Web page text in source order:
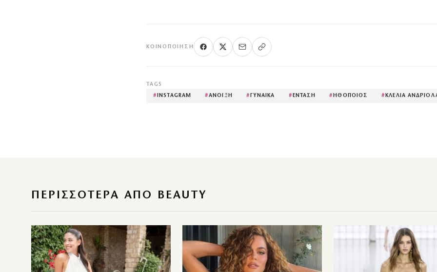
ΚΟΙΝΟΠΟΊΗΣΗ
TAGS
#INSTAGRAM #ΑΝΟΙΞΗ #ΓΥΝΑΙΚΑ #ΕΝΤΑΣΗ #ΗΘΟΠΟΙΟΣ #ΚΛΕΛΙΑ
ΠΕΡΙΣΣΌΤΕΡΑ ΑΠΌ BEAUTY